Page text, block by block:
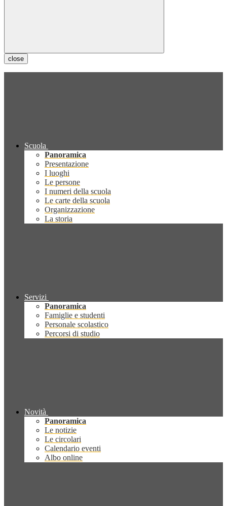
close
Scuola
Panoramica
Presentazione
I luoghi
Le persone
I numeri della scuola
Le carte della scuola
Organizzazione
La storia
Servizi
Panoramica
Famiglie e studenti
Personale scolastico
Percorsi di studio
Novità
Panoramica
Le notizie
Le circolari
Calendario eventi
Albo online